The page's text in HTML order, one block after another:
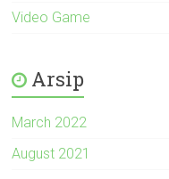
Video Game
Arsip
March 2022
August 2021